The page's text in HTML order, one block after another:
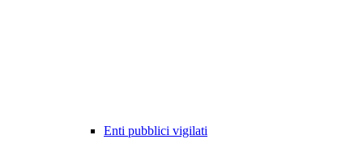
Enti pubblici vigilati